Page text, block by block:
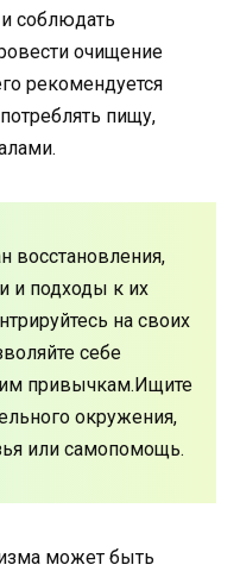
соблюдать
очищение
рекомендуется
пищу,
восстановления,
и подходы к их
на своих
себе
привычкам.Ищите
окружения,
или самопомощь.
может быть